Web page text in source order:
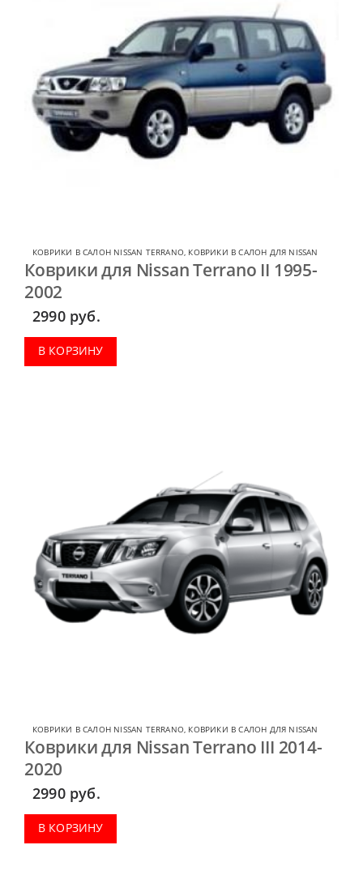
КОВРИКИ В САЛОН NISSAN TERRANO, КОВРИКИ В САЛОН ДЛЯ NISSAN
Коврики для Nissan Terrano II 1995-
2002
2990 руб.
В КОРЗИНУ
КОВРИКИ В САЛОН NISSAN TERRANO, КОВРИКИ В САЛОН ДЛЯ NISSAN
Коврики для Nissan Terrano III 2014-
2020
2990 руб.
В КОРЗИНУ